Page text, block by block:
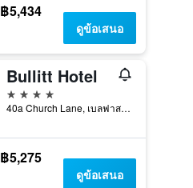
฿5,434
ดูข้อเสนอ
Bullitt Hotel
4 ดาว
40a Church Lane, เบลฟาส, สหราชอาณาจักร
฿5,275
ดูข้อเสนอ